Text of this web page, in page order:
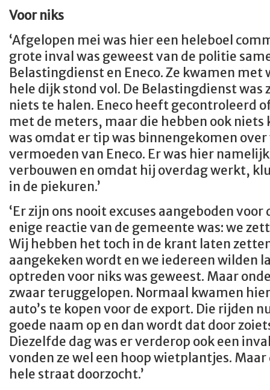
Voor niks
‘Afgelopen mei was hier een heleboel
grote inval was geweest van de politie
Belastingdienst en Eneco. Ze kwamen
hele dijk stond vol. De Belastingdienst was
niets te halen. Eneco heeft gecontroleerd
met de meters, maar die hebben ook niets
was omdat er tip was binnengekomen
vermoeden van Eneco. Er was hier
verbouwen en omdat hij overdag werkt,
in de piekuren.’
‘Er zijn ons nooit excuses aangeboden
enige reactie van de gemeente was: we
Wij hebben het toch in de krant laten
aangekeken wordt en we iedereen wilden
optreden voor niks was geweest. Maar
zwaar teruggelopen. Normaal kwamen
auto’s te kopen voor de export. Die rijden
goede naam op en dan wordt dat door
Diezelfde dag was er verderop ook een
vonden ze wel een hoop wietplantjes.
hele straat doorzocht.’